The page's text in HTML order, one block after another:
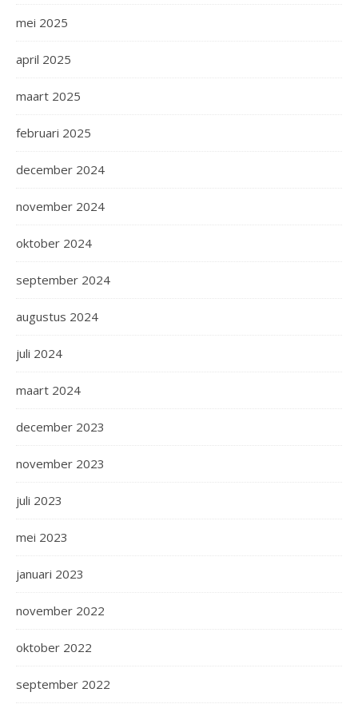
mei 2025
april 2025
maart 2025
februari 2025
december 2024
november 2024
oktober 2024
september 2024
augustus 2024
juli 2024
maart 2024
december 2023
november 2023
juli 2023
mei 2023
januari 2023
november 2022
oktober 2022
september 2022